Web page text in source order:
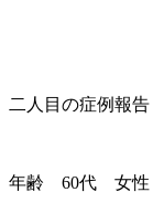
二人目の症例報告
年齢 60代 女性